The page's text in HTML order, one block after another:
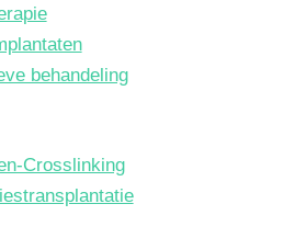
behandeling
Crosslinking